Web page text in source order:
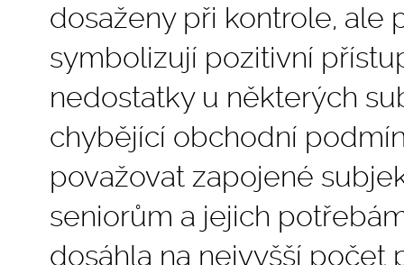
dosaženy při kontrole, ale
symbolizují pozitivní
nedostatky u některých
chybějící obchodní
považovat zapojené
seniorům a jejich
dosáhla na nejvyšší počet